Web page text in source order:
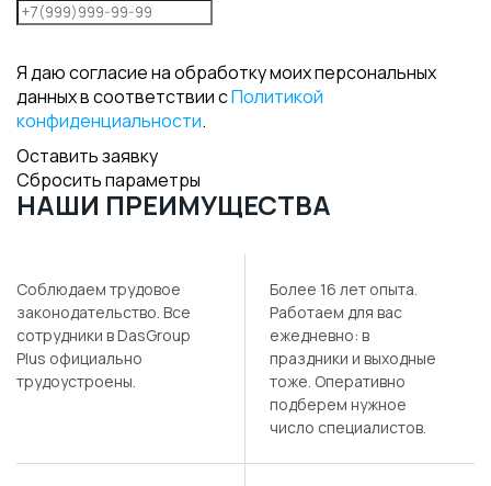
Я даю согласие на обработку моих персональных
данных в соответствии сПолитикой
конфиденциальности.
Оставить заявку
Сбросить параметры
НАШИ ПРЕИМУЩЕСТВА
Соблюдаем трудовое
законодательство. Все
сотрудники в DasGroup
Plus официально
трудоустроены.
Более 16 лет опыта.
Работаем для вас
ежедневно: в
праздники и выходные
тоже. Оперативно
подберем нужное
число специалистов.